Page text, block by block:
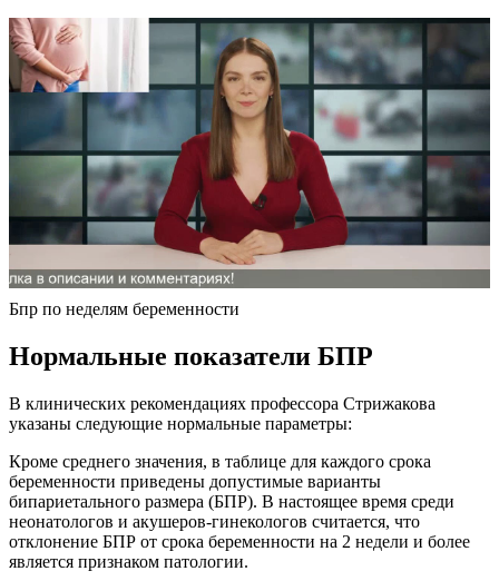
Бпр по неделям беременности
Нормальные показатели БПР
В клинических рекомендациях профессора Стрижакова
указаны следующие нормальные параметры:
Кроме среднего значения, в таблице для каждого срока
беременности приведены допустимые варианты
бипариетального размера (БПР). В настоящее время среди
неонатологов и акушеров-гинекологов считается, что
отклонение БПР от срока беременности на 2 недели и более
является признаком патологии.